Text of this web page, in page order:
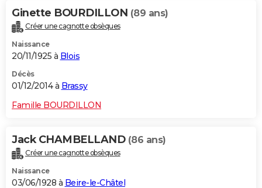
Ginette BOURDILLON (89 ans)
Créer une cagnotte obsèques
Naissance
20/11/1925 à Blois
Décès
01/12/2014 à Brassy
Famille BOURDILLON
Jack CHAMBELLAND (86 ans)
Créer une cagnotte obsèques
Naissance
03/06/1928 à Beire-le-Châtel